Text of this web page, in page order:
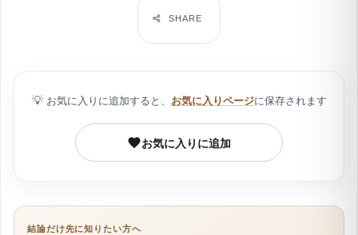
💡 お気に入りに追加すると、 お気に入りページに保存されます
お気に入りに追加
結論だけ先に知りたい方へ